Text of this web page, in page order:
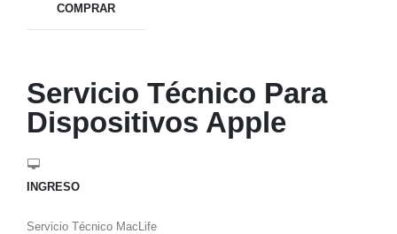
COMPRAR
Servicio Técnico Para
Dispositivos Apple
INGRESO
Servicio Técnico MacLife